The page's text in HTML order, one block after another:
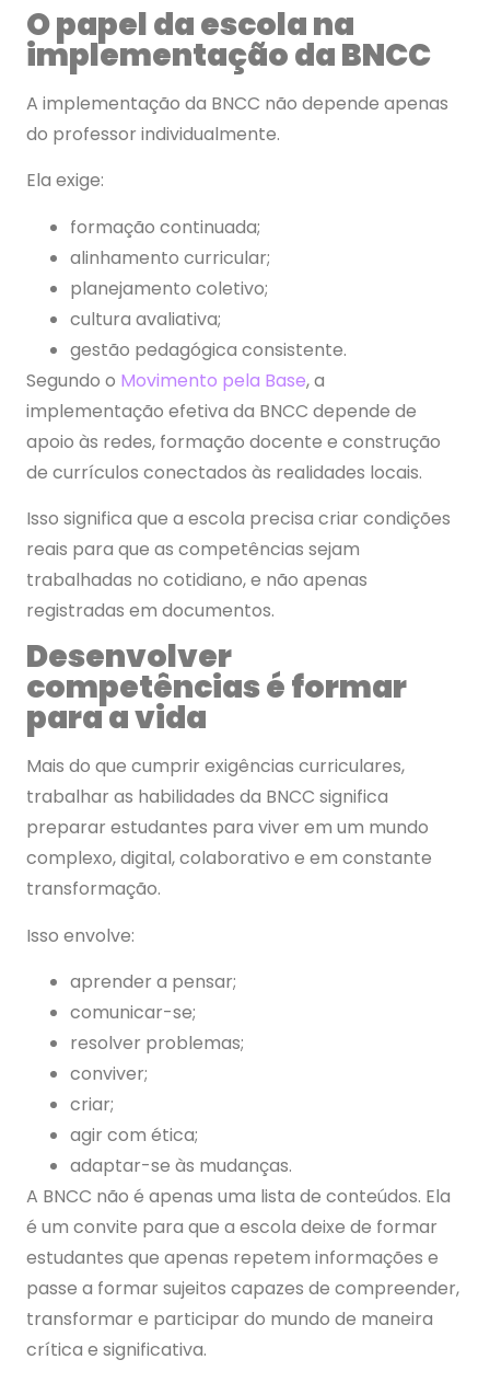
O papel da escola na
implementação da BNCC
A implementação da BNCC não depende apenas
do professor individualmente.
Ela exige:
formação continuada;
alinhamento curricular;
planejamento coletivo;
cultura avaliativa;
gestão pedagógica consistente.
Segundo o Movimento pela Base, a
implementação efetiva da BNCC depende de
apoio às redes, formação docente e construção
de currículos conectados às realidades locais.
Isso significa que a escola precisa criar condições
reais para que as competências sejam
trabalhadas no cotidiano, e não apenas
registradas em documentos.
Desenvolver
competências é formar
para a vida
Mais do que cumprir exigências curriculares,
trabalhar as habilidades da BNCC significa
preparar estudantes para viver em um mundo
complexo, digital, colaborativo e em constante
transformação.
Isso envolve:
aprender a pensar;
comunicar-se;
resolver problemas;
conviver;
criar;
agir com ética;
adaptar-se às mudanças.
A BNCC não é apenas uma lista de conteúdos. Ela
é um convite para que a escola deixe de formar
estudantes que apenas repetem informações e
passe a formar sujeitos capazes de compreender,
transformar e participar do mundo de maneira
crítica e significativa.